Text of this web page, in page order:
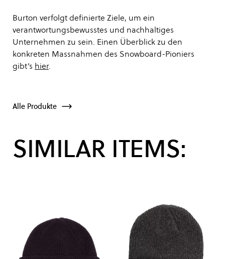
Burton verfolgt definierte Ziele, um ein
verantwortungsbewusstes und nachhaltiges
Unternehmen zu sein. Einen Überblick zu den
konkreten Massnahmen des Snowboard-Pioniers
gibt’s hier.
Alle Produkte
SIMILAR ITEMS: